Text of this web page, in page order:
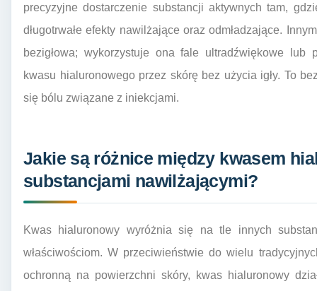
precyzyjne dostarczenie substancji aktywnych tam,
długotrwałe efekty nawilżające oraz odmładzające.
bezigłowa; wykorzystuje ona fale ultradźwiękowe lub
kwasu hialuronowego przez skórę bez użycia igły. To
się bólu związane z iniekcjami.
Jakie są różnice między kwasem
substancjami nawilżającymi?
Kwas hialuronowy wyróżnia się na tle innych
właściwościom. W przeciwieństwie do wielu
ochronną na powierzchni skóry, kwas hialuronowy